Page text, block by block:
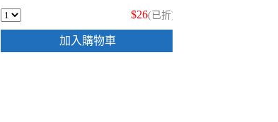
$26(已折)
加入購物車